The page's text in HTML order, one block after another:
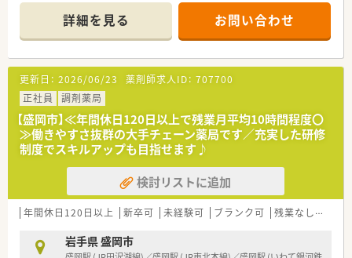
環境ですが、応需枚数は現在確認中です。
■一緒に働く従業員数や人員体制の詳細につきましても、情報が
入り次第速やかに共有させていただきます。
【募集背景と求める人物像について】
■今回は欠員補充のための急募となっており、いち早く現場でご
活躍いただける薬剤師の方を求めております。
■未経験の方やブランクがある方でも歓迎しており、研修制度を
利用して着実にスキルアップできる環境です。
■患者様と深い関係性を築くことを大切にしているため、コミュ
ニケーション能力に長けた方におすすめです。
【法人特徴について】
■創立25年を迎える大手法人で、全国42都道府県にて合計722
店舗の調剤薬局を安定して展開しております。
医師とのスムーズな連携が可能です。
■大手コンビニや大手鉄道会社、大手家電量販店など異業種とコ
詳細を見る お問い合わせ
更新日： 2026/06/23 薬剤師求人ID： 707700
正社員
調剤薬局
【盛岡市】≪年間休日120日以上で残業月平均10時間程度〇
≫働きやすさ抜群の大手チェーン薬局です／充実した研修
制度でスキルアップも目指せます♪
検討リストに追加
年間休日120日以上 新卒可 未経験可 ブランク可 残業なし(ほぼなし含む)
岩手県 盛岡市